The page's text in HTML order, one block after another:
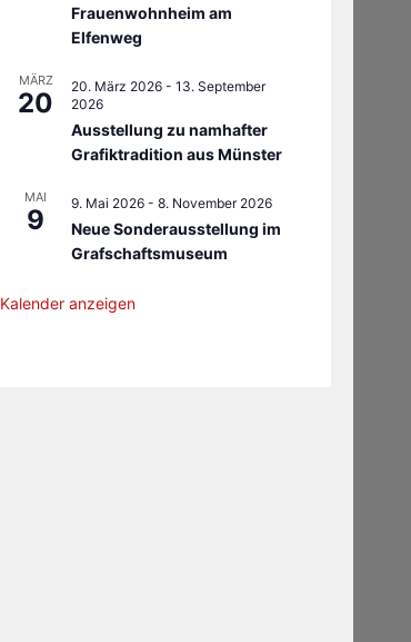
Frauenwohnheim am
Elfenweg
MÄRZ
20
20. März 2026 - 13. September
2026
Ausstellung zu namhafter
Grafiktradition aus Münster
MAI
9
9. Mai 2026 - 8. November 2026
Neue Sonderausstellung im
Grafschaftsmuseum
Kalender anzeigen